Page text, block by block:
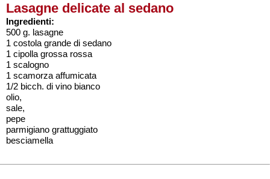
Lasagne delicate al sedano
Ingredienti:
500 g. lasagne
1 costola grande di sedano
1 cipolla grossa rossa
1 scalogno
1 scamorza affumicata
1/2 bicch. di vino bianco
olio,
sale,
pepe
parmigiano grattuggiato
besciamella